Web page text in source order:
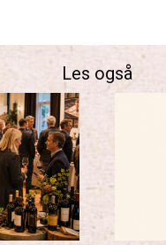
Les også